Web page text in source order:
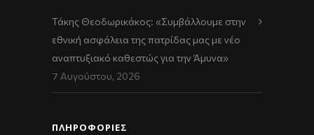
Τάκης Θεοδωρικάκος: «Συμβάλλουμε στην
εθνική ασφάλεια της πατρίδας μας με νέο
αναπτυξιακό καθεστώς για την Άμυνα»
7 Αυγούστου, 2026
ΠΛΗΡΟΦΟΡΙΕΣ